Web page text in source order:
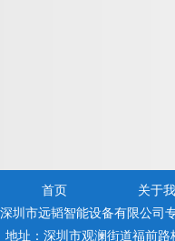
首页 关于
深圳市远韬智能设备有限公司
地址：深圳市观澜街道福前路